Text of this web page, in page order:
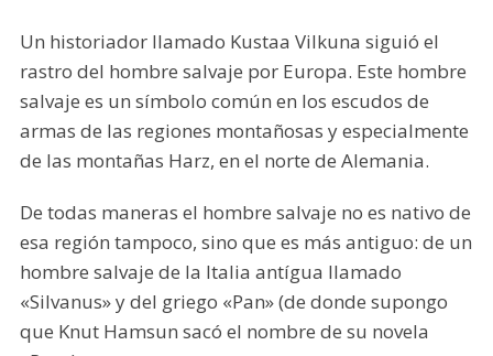
Un historiador llamado Kustaa Vilkuna siguió el
rastro del hombre salvaje por Europa. Este hombre
salvaje es un símbolo común en los escudos de
armas de las regiones montañosas y especialmente
de las montañas Harz, en el norte de Alemania.
De todas maneras el hombre salvaje no es nativo de
esa región tampoco, sino que es más antiguo: de un
hombre salvaje de la Italia antígua llamado
«Silvanus» y del griego «Pan» (de donde supongo
que Knut Hamsun sacó el nombre de su novela